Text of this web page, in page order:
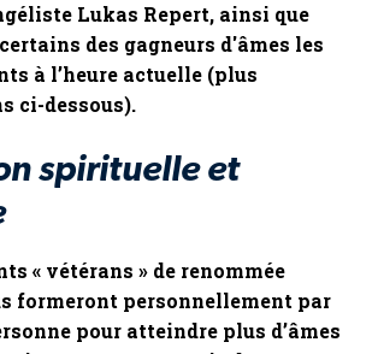
Lukas Repert, ainsi que
des gagneurs d'âmes les
à l’heure actuelle (plus
ci-dessous).
spirituelle et
« vétérans » de renommée
formeront personnellement par
pour atteindre plus d’âmes